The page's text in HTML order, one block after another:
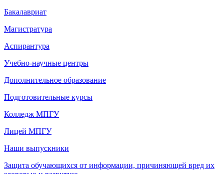
Бакалавриат
Магистратура
Аспирантура
Учебно-научные центры
Дополнительное образование
Подготовительные курсы
Колледж МПГУ
Лицей МПГУ
Наши выпускники
Защита обучающихся от информации, причиняющей вред их